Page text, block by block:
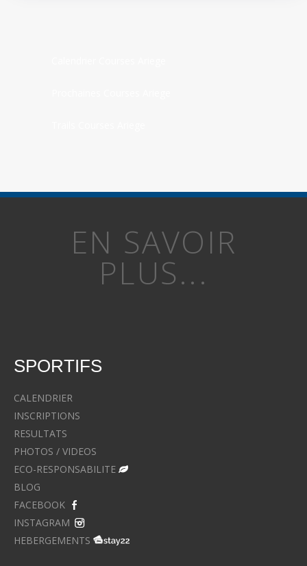
EN SAVOIR
PLUS...
SPORTIFS
CALENDRIER
INSCRIPTIONS
RESULTATS
PHOTOS / VIDEOS
ECO-RESPONSABILITE
BLOG
FACEBOOK
INSTAGRAM
HEBERGEMENTS